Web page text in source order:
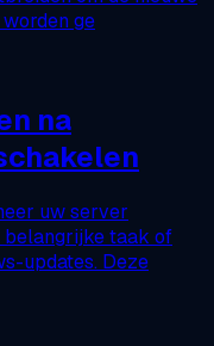
ge
na
uw server
belangrijke taak of
updates. Deze